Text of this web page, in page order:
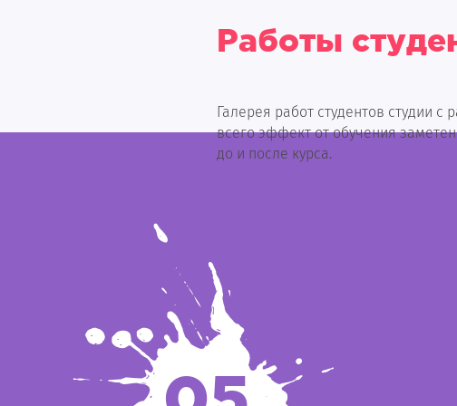
Работы
Галерея работ студентов студии
всего эффект от обучения
до и после курса.